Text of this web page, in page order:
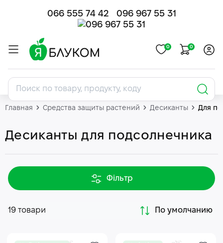
066 555 74 42 096 967 55 31
0 0
Главная Средства защиты растений Десиканты Для
Десиканты для подсолнечника
Фільтр
19 товари По умолчанию